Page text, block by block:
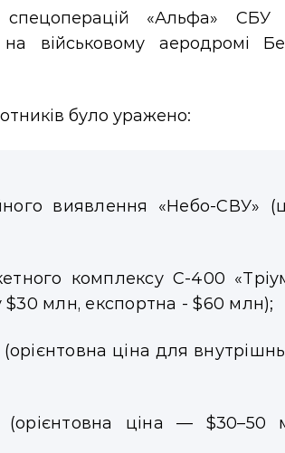
спецоперацій «Альфа» СБУ
військовому аеродромі
було уражено:
виявлення «Небо-СВУ»
комплексу С-400
$30 млн, експортна - $60 млн);
ціна для
(орієнтовна ціна — $30–50